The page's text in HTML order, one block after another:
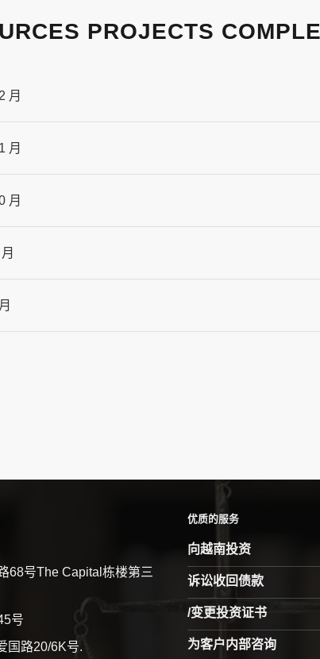
PROJECTS
月
月
月
68号The Capital栋楼第三
号
国路20/6K号.
优质的服务
向越南投资
诉讼收回债款
/变更投资证书
为客户内部咨询